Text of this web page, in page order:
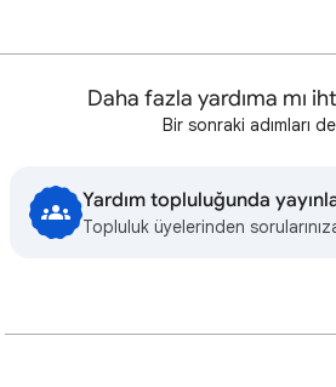
Daha fazla yardıma mı
Bir sonraki adımları
Yardım topluluğunda
Topluluk üyelerinden